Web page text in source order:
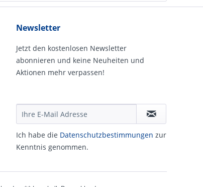
Newsletter
Jetzt den kostenlosen Newsletter
abonnieren und keine Neuheiten und
Aktionen mehr verpassen!
Ich habe die Daten­schutz­be­stim­mungen zur
Kennt­nis genommen.